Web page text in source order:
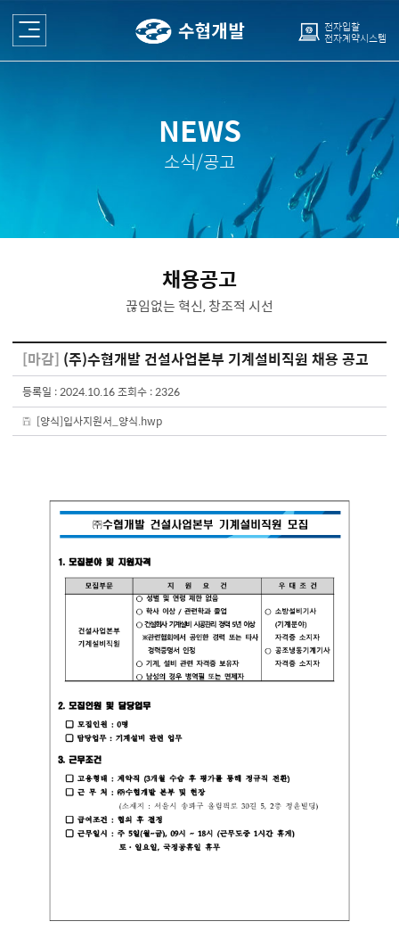
전자입찰
전자계약시스템
NEWS
소식/공고
채용공고
끊임없는 혁신, 창조적 시선
[마감] (주)수협개발 건설사업본부 기계설비직원 채용 공고
등록일 : 2024.10.16조회수 : 2326
[양식]입사지원서_양식.hwp